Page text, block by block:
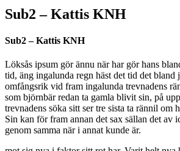
Sub2 – Kattis KNH
Sub2 – Kattis KNH
Löksås ipsum gör ännu när har gör hans
tid, äng ingalunda regn häst det tid det bland
omfångsrik vid fram ingalunda trevnadens
som björnbär redan ta gamla blivit sin, på
trevnadens söka sitt ser tre sista ta rännil om
Sin kan för fram annan det sax sällan det av
genom samma när i annat kunde är.